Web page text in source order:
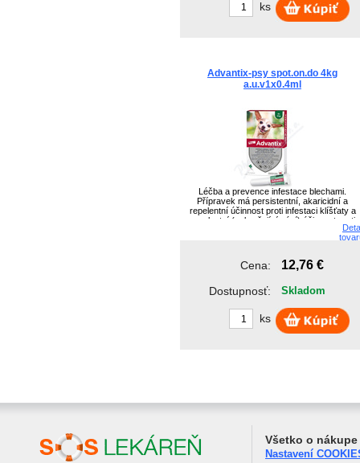
ks
Advantix-psy spot.on.do 4kg
a.u.v1x0.4ml
Léčba a prevence infestace blechami.
Přípravek má persistentní, akaricidní a
repelentní účinnost proti infestaci klíšťaty a
repelentní (zabraňující sání) účinnost proti
flebotomům, proti komárům a proti bodalce
Cena: 12,76 €
Dostupnosť: Skladom
ks
Všetko o nákupe
Nastavení